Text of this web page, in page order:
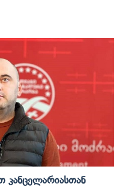
Კანცელარიასთან